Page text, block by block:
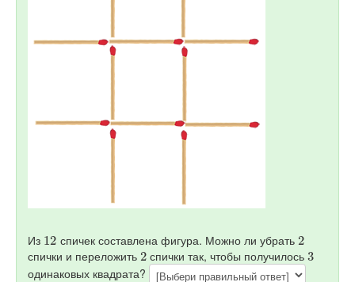
Из спичек составлена фигура. Можно ли убрать
спички и переложить 2спички так, чтобы получилось
одинаковых квадрата?